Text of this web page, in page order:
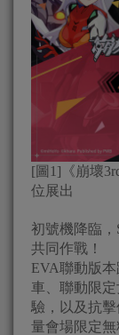
[圖1]《崩壞
位展出
初號機降臨，
共同作戰！
EVA聯動版
車、聯動限
驗，以及抗
量會場限定無